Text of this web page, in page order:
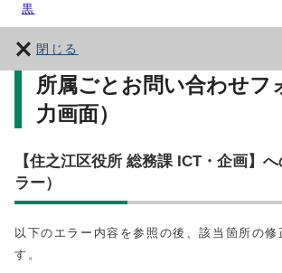
黒
閉じる
所属ごとお問い合わせフ
力画面）
【住之江区役所 総務課 ICT・企画】
ラー）
以下のエラー内容を参照の後、該当箇所の修
す。